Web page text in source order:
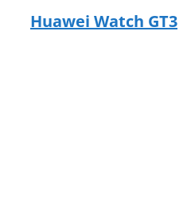
Huawei Watch GT3